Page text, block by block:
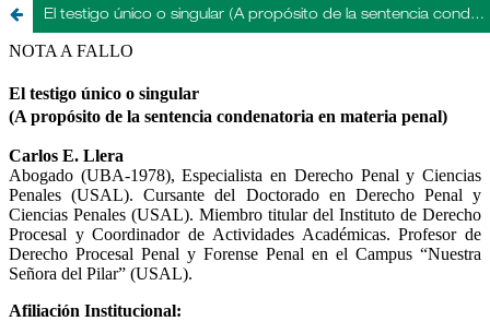
El testigo único o singular (A propósito de la sentencia condenatoria en materia penal)